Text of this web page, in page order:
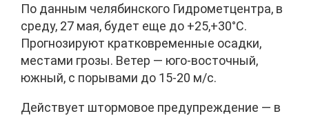
По данным челябинского Гидрометцентра, в
среду, 27 мая, будет еще до +25,+30°C.
Прогнозируют кратковременные осадки,
местами грозы. Ветер — юго-восточный,
южный, с порывами до 15-20 м/с.
Действует штормовое предупреждение — в